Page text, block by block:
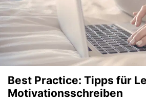
Best Practice: Tipps für
Motivationsschreiben